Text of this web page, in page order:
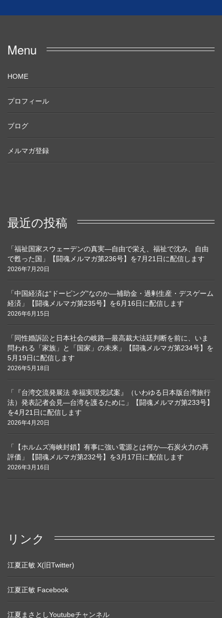
Menu
HOME
プロフィール
ブログ
メルマガ登録
最近の投稿
「福祉国家スウェーデンの真実―自由で栄え、福祉で沈み、自由
で甦った国」【闘魂メルマガ第236号】を7月21日に配信します
2026年7月20日
「中国経済は“ドーピング”なのか―補助金・過剰生産・デスゲーム
経済」【闘魂メルマガ第235号】を6月16日に配信します
2026年6月15日
「同性婚訴訟と日本社会の岐路―最高裁大法廷判断を前に、いま
問われる「家族」と「国家」の未来」【闘魂メルマガ第234号】を
5月19日に配信します
2026年5月18日
「『台湾交流発展法 幸福実現党試案』（いわゆる日本版台湾旅行
法）発表記者会見―台湾を護るために」【闘魂メルマガ第233号】
を4月21日に配信します
2026年4月20日
「【ホルムズ海峡封鎖】有事に強い電源とは何か―石炭火力の再
評価」【闘魂メルマガ第232号】を3月17日に配信します
2026年3月16日
リンク
江夏正敏 X(旧Twitter)
江夏正敏 Facebook
江夏まさとしYoutubeチャンネル